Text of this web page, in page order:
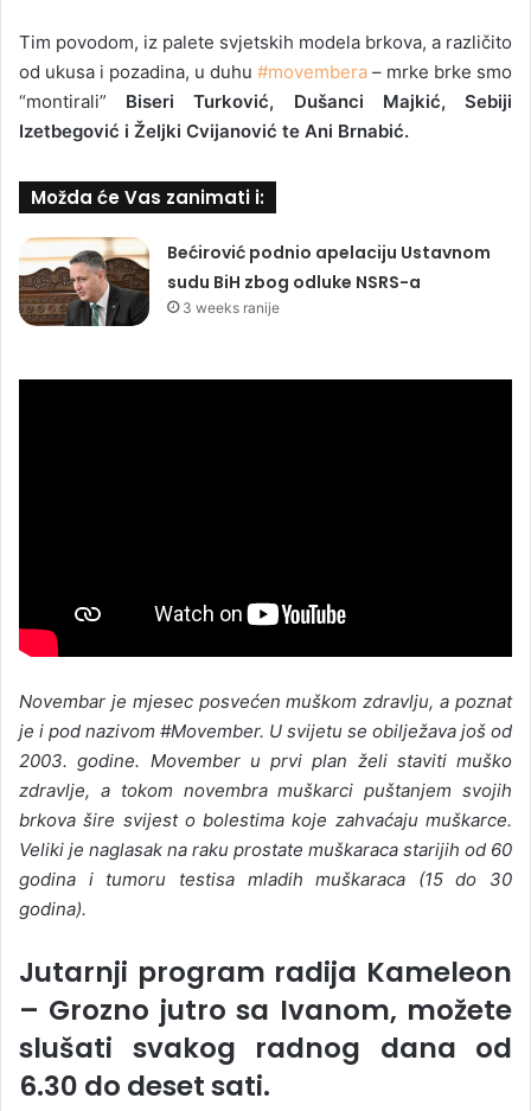
Tim povodom, iz palete svjetskih modela brkova, a različito
od ukusa i pozadina, u duhu #movembera – mrke brke smo
“montirali” Biseri Turković, Dušanci Majkić, Sebiji
Izetbegović i Željki Cvijanović te Ani Brnabić.
Možda će Vas zanimati i:
Bećirović podnio apelaciju Ustavnom
sudu BiH zbog odluke NSRS-a
3 weeks ranije
Novembar je mjesec posvećen muškom zdravlju, a poznat
je i pod nazivom #Movember. U svijetu se obilježava još od
2003. godine. Movember u prvi plan želi staviti muško
zdravlje, a tokom novembra muškarci puštanjem svojih
brkova šire svijest o bolestima koje zahvaćaju muškarce.
Veliki je naglasak na raku prostate muškaraca starijih od 60
godina i tumoru testisa mladih muškaraca (15 do 30
godina).
Jutarnji program radija Kameleon
– Grozno jutro sa Ivanom, možete
slušati svakog radnog dana od
6.30 do deset sati.